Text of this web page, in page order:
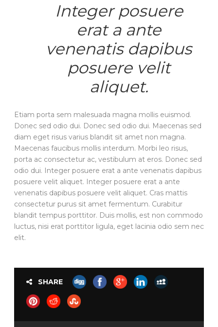
Integer posuere
erat a ante
venenatis dapibus
posuere velit
aliquet.
Etiam porta sem malesuada magna mollis euismod.
Donec sed odio dui. Donec sed odio dui. Maecenas sed
diam eget risus varius blandit sit amet non magna.
Maecenas faucibus mollis interdum. Morbi leo risus,
porta ac consectetur ac, vestibulum at eros. Donec sed
odio dui. Integer posuere erat a ante venenatis dapibus
posuere velit aliquet. Integer posuere erat a ante
venenatis dapibus posuere velit aliquet. Cras mattis
consectetur purus sit amet fermentum. Curabitur
blandit tempus porttitor. Duis mollis, est non commodo
luctus, nisi erat porttitor ligula, eget lacinia odio sem nec
elit.
SHARE